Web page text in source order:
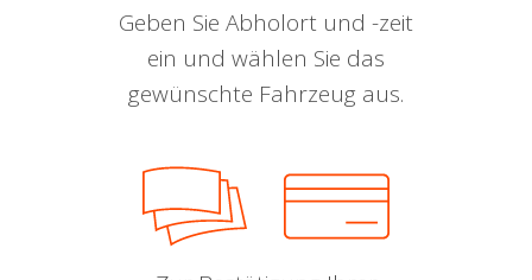
Geben Sie Abholort und -zeit
ein und wählen Sie das
gewünschte Fahrzeug aus.